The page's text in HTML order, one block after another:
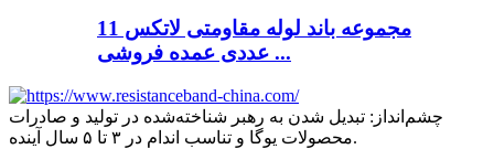
مجموعه باند لوله مقاومتی لاتکس 11
عددی عمده فروشی ...
چشم‌انداز: تبدیل شدن به رهبر شناخته‌شده در تولید و صادرات
محصولات یوگا و تناسب اندام در ۳ تا ۵ سال آینده.